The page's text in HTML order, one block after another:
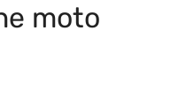
moto